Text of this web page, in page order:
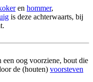
en hommer,
is deze achterwaarts, bij
een oog voorziene, bout die
de (houten) voorsteven